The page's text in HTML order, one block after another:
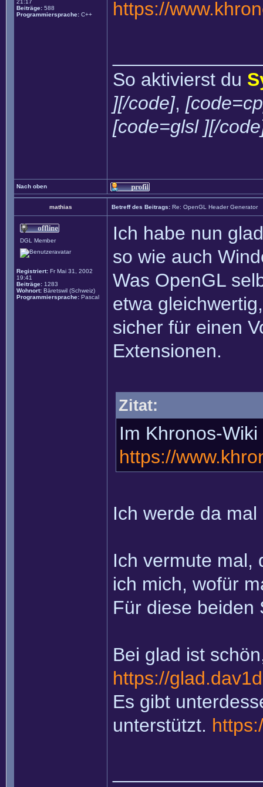
21:17
Beiträge: 588
Programmiersprache: C++
https://
So aktivierst du
][/code],
[code=glsl ][/
Nach oben
mathias Betreff des Beitrags: Re: OpenGL Header Generator
DGL Member
Registriert: Fr Mai 31, 2002
19:41
Beiträge: 1283
Wohnort: Bäretswil (Schweiz)
Programmiersprache: Pascal
Ich habe nun
so wie auch
Was OpenGL
etwa
sicher für einen
Extensionen.
Zitat:
Im Khronos-
https://
Ich werde da
Ich vermute mal,
ich mich, wofür
Für diese beiden
Bei glad ist
https://
Es gibt
unterstützt.